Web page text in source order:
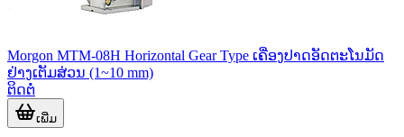
Morgon MTM-08H Horizontal Gear Type ເຄື່ອງປາດອັດຕະໂນມັດ
ຢ່າງເຕັມສ່ວນ (1~10 mm)
ຕິດຕໍ່
ເພີ່ມ